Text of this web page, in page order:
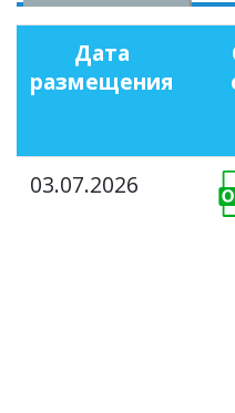
Дата
размещения
03.07.2026